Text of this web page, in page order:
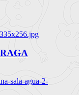
sala-agua-2-